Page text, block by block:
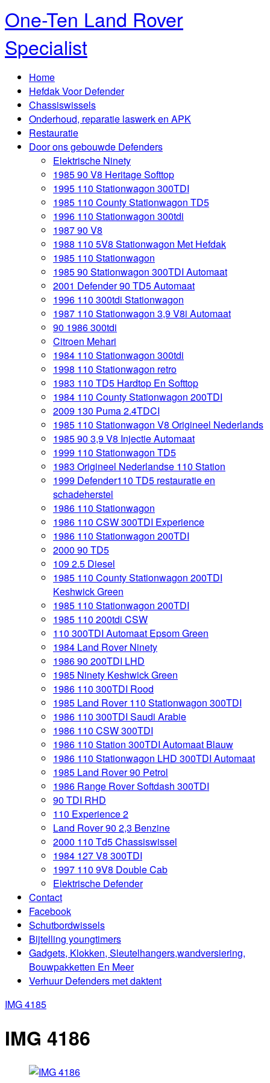
One-Ten Land Rover
Specialist
Home
Hefdak Voor Defender
Chassiswissels
Onderhoud, reparatie laswerk en APK
Restauratie
Door ons gebouwde Defenders
Elektrische Ninety
1985 90 V8 Heritage Softtop
1995 110 Stationwagon 300TDI
1985 110 County Stationwagon TD5
1996 110 Stationwagon 300tdi
1987 90 V8
1988 110 5V8 Stationwagon Met Hefdak
1985 110 Stationwagon
1985 90 Stationwagon 300TDI Automaat
2001 Defender 90 TD5 Automaat
1996 110 300tdi Stationwagon
1987 110 Stationwagon 3,9 V8i Automaat
90 1986 300tdi
Citroen Mehari
1984 110 Stationwagon 300tdi
1998 110 Stationwagon retro
1983 110 TD5 Hardtop En Softtop
1984 110 County Stationwagon 200TDI
2009 130 Puma 2.4TDCI
1985 110 Stationwagon V8 Origineel Nederlands
1985 90 3,9 V8 Injectie Automaat
1999 110 Stationwagon TD5
1983 Origineel Nederlandse 110 Station
1999 Defender110 TD5 restauratie en
schadeherstel
1986 110 Stationwagon
1986 110 CSW 300TDI Experience
1986 110 Stationwagon 200TDI
2000 90 TD5
109 2.5 Diesel
1985 110 County Stationwagon 200TDI
Keshwick Green
1985 110 Stationwagon 200TDI
1985 110 200tdi CSW
110 300TDI Automaat Epsom Green
1984 Land Rover Ninety
1986 90 200TDI LHD
1985 Ninety Keshwick Green
1986 110 300TDI Rood
1985 Land Rover 110 Stationwagon 300TDI
1986 110 300TDI Saudi Arabie
1986 110 CSW 300TDI
1986 110 Station 300TDI Automaat Blauw
1986 110 Stationwagon LHD 300TDI Automaat
1985 Land Rover 90 Petrol
1986 Range Rover Softdash 300TDI
90 TDI RHD
110 Experience 2
Land Rover 90 2,3 Benzine
2000 110 Td5 Chassiswissel
1984 127 V8 300TDI
1997 110 9V8 Double Cab
Elektrische Defender
Contact
Facebook
Schutbordwissels
Bijtelling youngtimers
Gadgets, Klokken, Sleutelhangers,wandversiering,
Bouwpakketten En Meer
Verhuur Defenders met daktent
IMG 4185
IMG 4186